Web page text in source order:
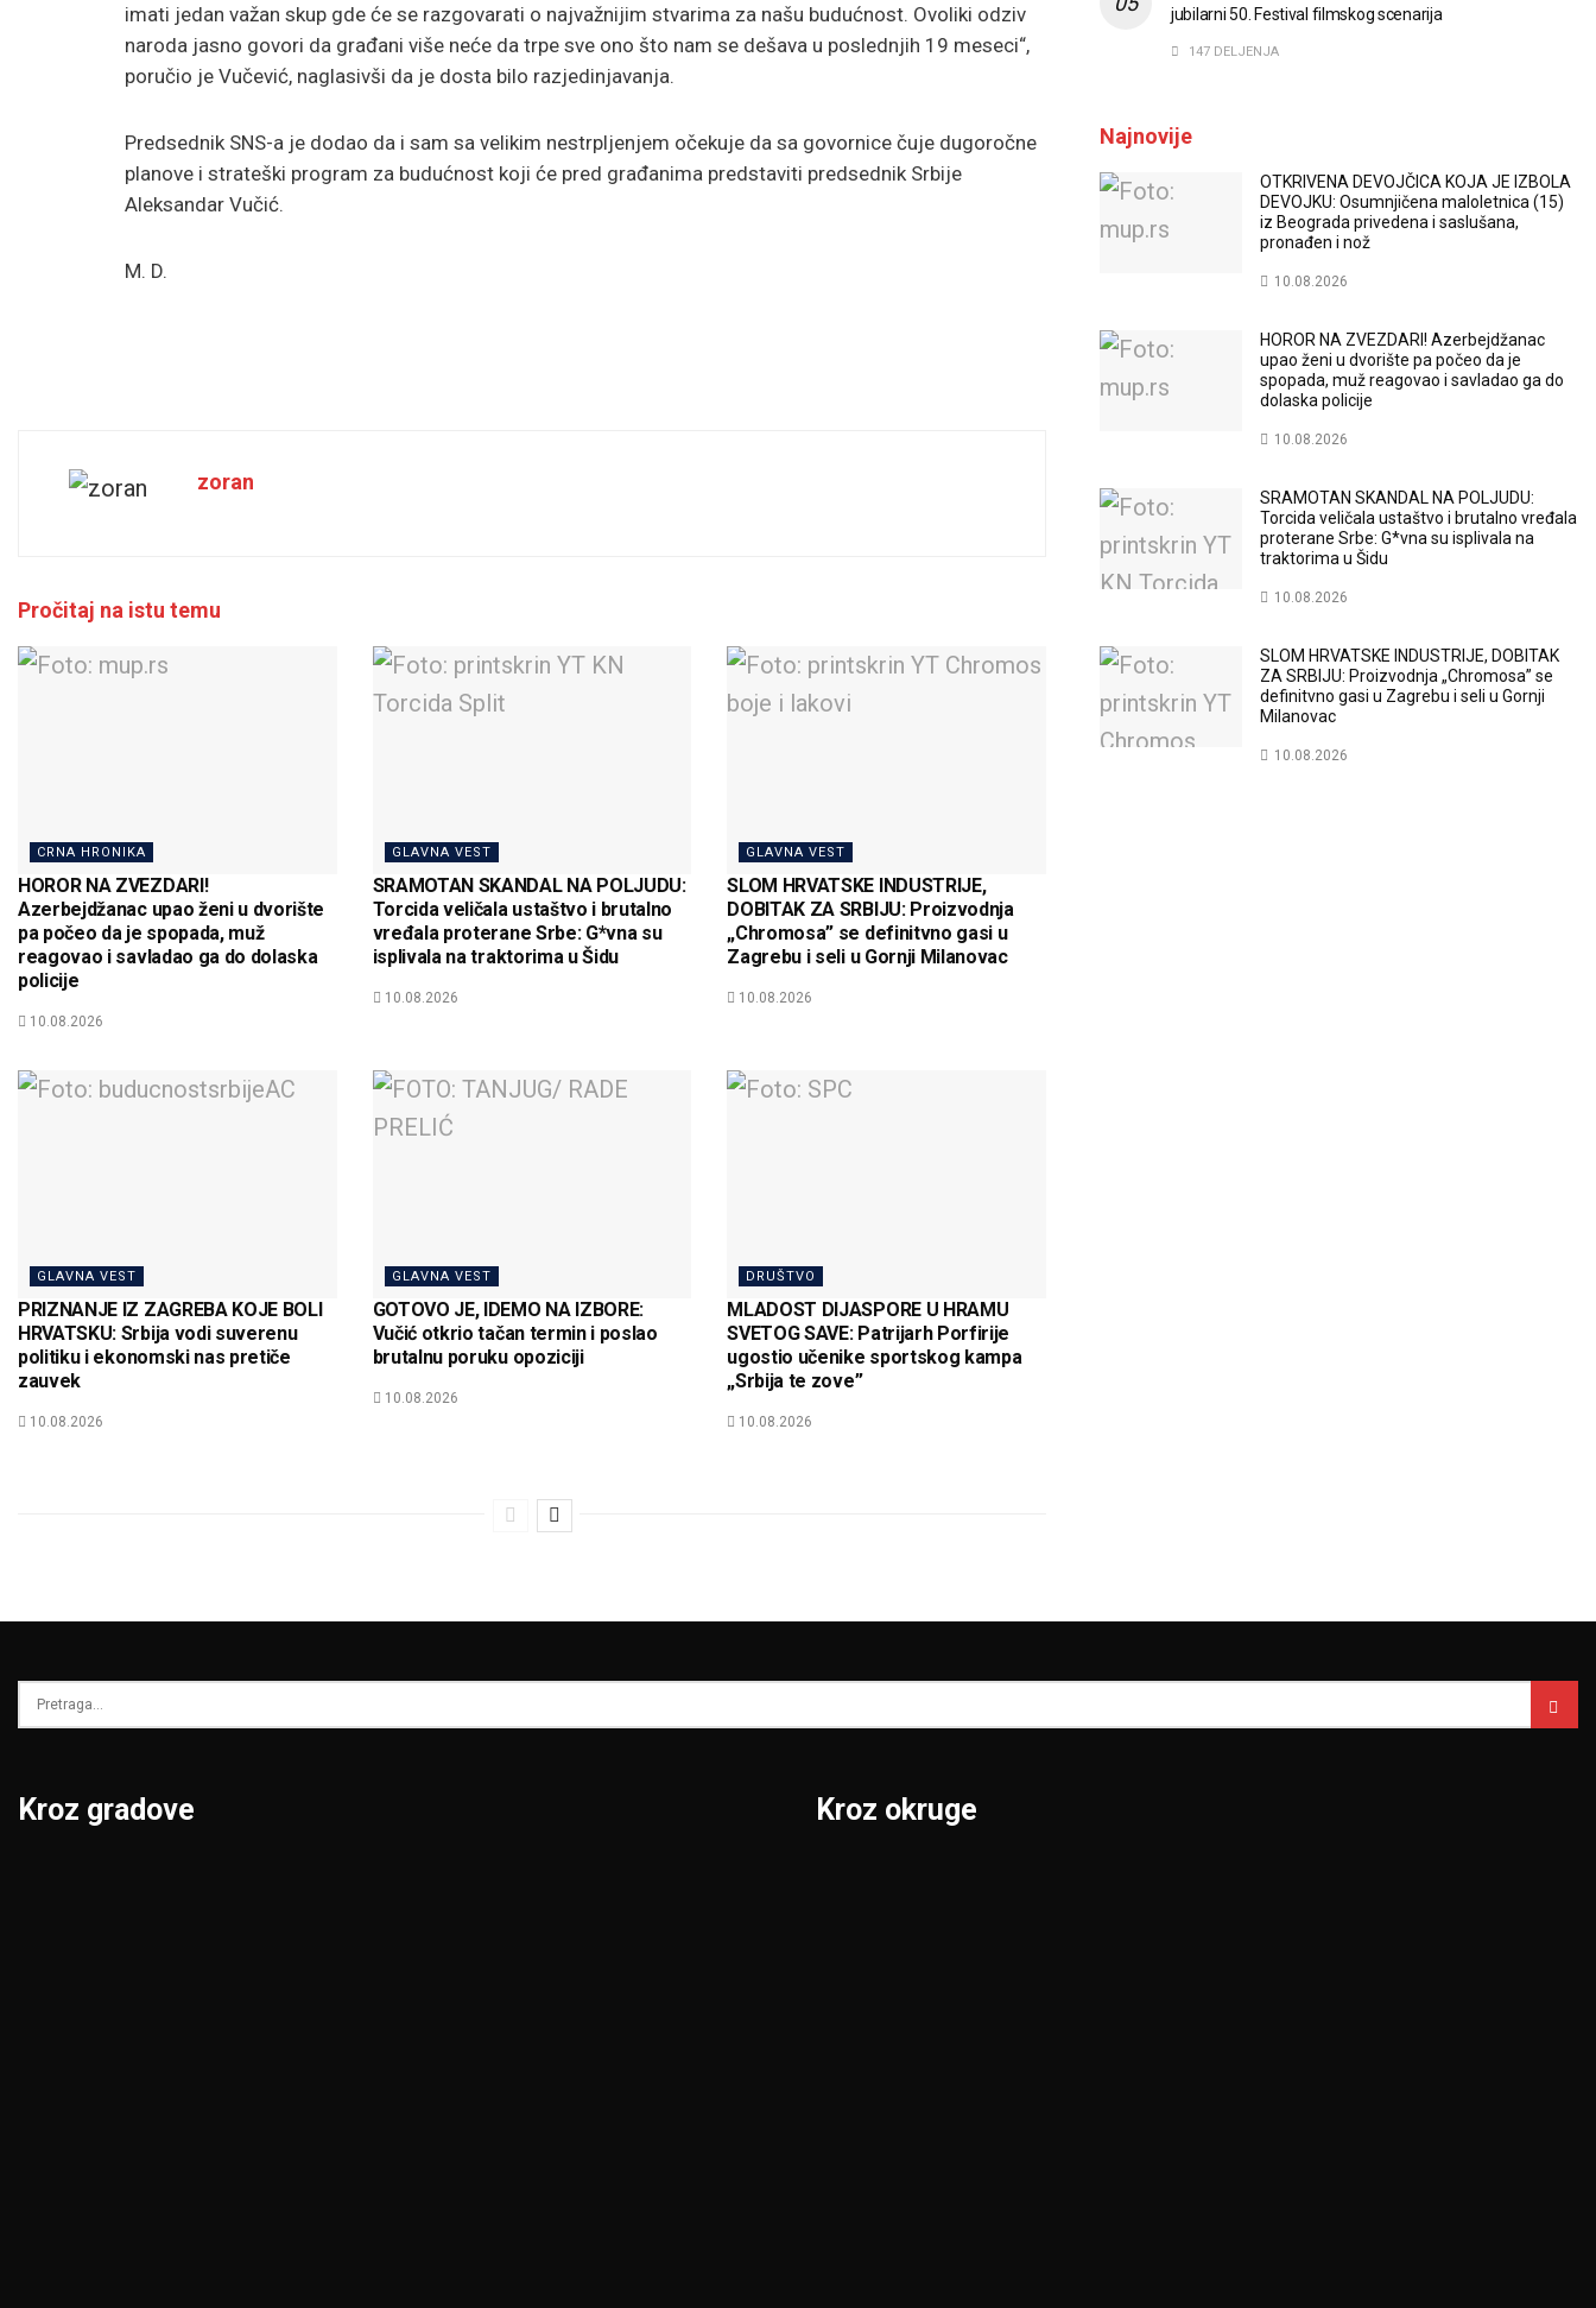
imati jedan važan skup gde će se razgovarati o najvažnijim stvarima za našu budućnost. Ovoliki odziv
naroda jasno govori da građani više neće da trpe sve ono što nam se dešava u poslednjih 19 meseci“,
poručio je Vučević, naglasivši da je dosta bilo razjedinjavanja.
Predsednik SNS-a je dodao da i sam sa velikim nestrpljenjem očekuje da sa govornice čuje dugoročne
planove i strateški program za budućnost koji će pred građanima predstaviti predsednik Srbije
Aleksandar Vučić.
M. D.
zoran
Pročitaj na istu temu
CRNA HRONIKA
HOROR NA ZVEZDARI!
Azerbejdžanac upao ženi u dvorište
pa počeo da je spopada, muž
reagovao i savladao ga do dolaska
policije
10.08.2026
GLAVNA VEST
SRAMOTAN SKANDAL NA POLJUDU:
Torcida veličala ustaštvo i brutalno
vređala proterane Srbe: G*vna su
isplivala na traktorima u Šidu
10.08.2026
GLAVNA VEST
SLOM HRVATSKE INDUSTRIJE,
DOBITAK ZA SRBIJU: Proizvodnja
„Chromosa” se definitvno gasi u
Zagrebu i seli u Gornji Milanovac
10.08.2026
GLAVNA VEST
PRIZNANJE IZ ZAGREBA KOJE BOLI
HRVATSKU: Srbija vodi suverenu
politiku i ekonomski nas pretiče
zauvek
10.08.2026
GLAVNA VEST
GOTOVO JE, IDEMO NA IZBORE:
Vučić otkrio tačan termin i poslao
brutalnu poruku opoziciji
10.08.2026
DRUŠTVO
MLADOST DIJASPORE U HRAMU
SVETOG SAVE: Patrijarh Porfirije
ugostio učenike sportskog kampa
„Srbija te zove”
10.08.2026
jubilarni 50. Festival filmskog scenarija
147 DELJENJA
Najnovije
OTKRIVENA DEVOJČICA KOJA JE IZBOLA
DEVOJKU: Osumnjičena maloletnica (15)
iz Beograda privedena i saslušana,
pronađen i nož
10.08.2026
HOROR NA ZVEZDARI! Azerbejdžanac
upao ženi u dvorište pa počeo da je
spopada, muž reagovao i savladao ga do
dolaska policije
10.08.2026
SRAMOTAN SKANDAL NA POLJUDU:
Torcida veličala ustaštvo i brutalno vređala
proterane Srbe: G*vna su isplivala na
traktorima u Šidu
10.08.2026
SLOM HRVATSKE INDUSTRIJE, DOBITAK
ZA SRBIJU: Proizvodnja „Chromosa” se
definitvno gasi u Zagrebu i seli u Gornji
Milanovac
10.08.2026
Kroz gradove Kroz okruge